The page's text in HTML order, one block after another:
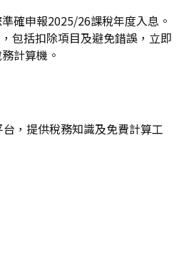
確申報2025/26課稅年度入息。
包括扣除項目及避免錯誤，立即
計算機。
，提供稅務知識及免費計算工